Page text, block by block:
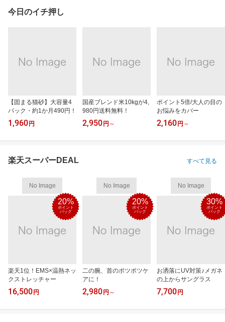
今日のイチ押し
【固まる猫砂】大容量4
パック・約1か月490円！
1,960 円
国産ブレンド米10kgが4,
980円送料無料！
2,950 円 ～
ポイント5倍/大人の目の
お悩みをカバー
2,160 円 ～
楽天スーパーDEAL すべて見る
No Image
20%
ポイント
バック
楽天1位！EMS×温熱ネッ
クストレッチャー
16,500 円
No Image
20%
ポイント
バック
二の腕、首のポツポツケ
アに！
2,980 円 ～
No Image
30%
ポイント
バック
お洒落にUV対策♪メガネ
の上からサングラス
7,700 円